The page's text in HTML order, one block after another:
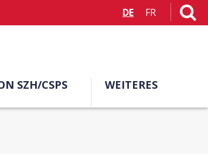
DE FR
SZH/CSPS WEITERES